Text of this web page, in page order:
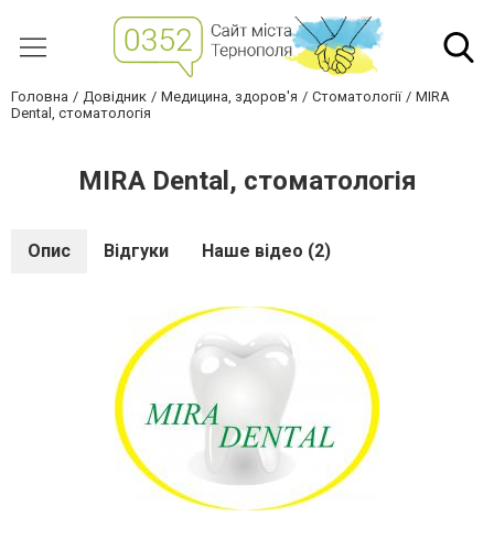
Головна Довідник Медицина, здоров'я Стоматології
MIRA
Dental, стоматологія
MIRA Dental, стоматологія
Опис Відгуки Наше відео (2)